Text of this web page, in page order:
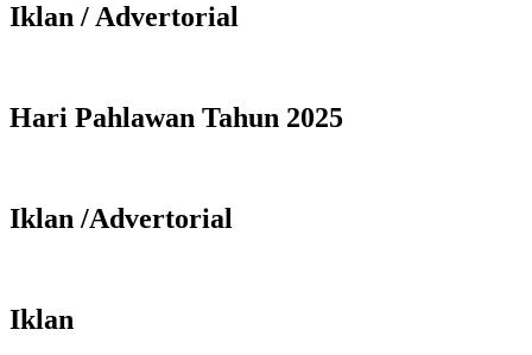
Iklan / Advertorial
Hari Pahlawan Tahun 2025
Iklan /Advertorial
Iklan